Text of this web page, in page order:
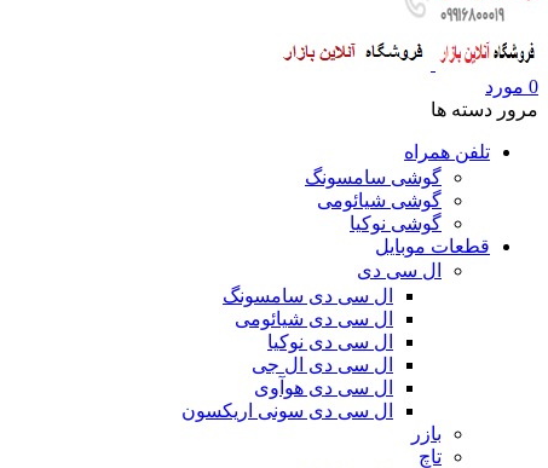
0 مورد
مرور دسته ها
تلفن همراه
گوشی سامسونگ
گوشی شیائومی
گوشی نوکیا
قطعات موبایل
ال سی دی
ال سی دی سامسونگ
ال سی دی شیائومی
ال سی دی نوکیا
ال سی دی ال جی
ال سی دی هوآوی
ال سی دی سونی اریکسون
بازر
تاچ